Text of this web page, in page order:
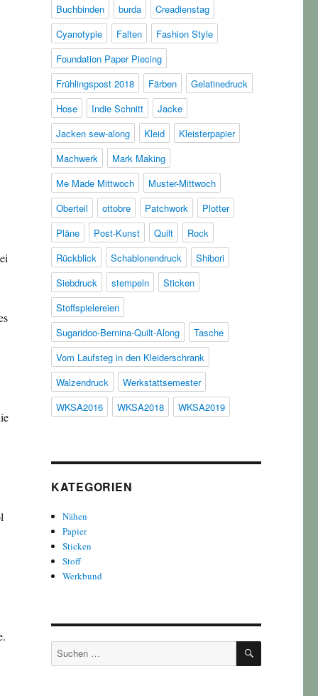
Buchbinden
burda
Creadienstag
Cyanotypie
Falten
Fashion Style
Foundation Paper Piecing
Frühlingspost 2018
Färben
Gelatinedruck
Hose
Indie Schnitt
Jacke
Jacken sew-along
Kleid
Kleisterpapier
Machwerk
Mark Making
Me Made Mittwoch
Muster-Mittwoch
Oberteil
ottobre Patchwork
Plotter
Pläne
Post-Kunst Quilt
Rock
Rückblick
Schablonendruck
Shibori
Siebdruck
stempeln
Sticken
Stoffspielereien
Sugaridoo-Bernina-Quilt-Along
Tasche
Vom Laufsteg in den Kleiderschrank
Walzendruck
Werkstattsemester
WKSA2016
WKSA2018 WKSA2019
KATEGORIEN
Nähen
Papier
Sticken
Stoff
Werkbund
Suchen
nach:
SUCHEN